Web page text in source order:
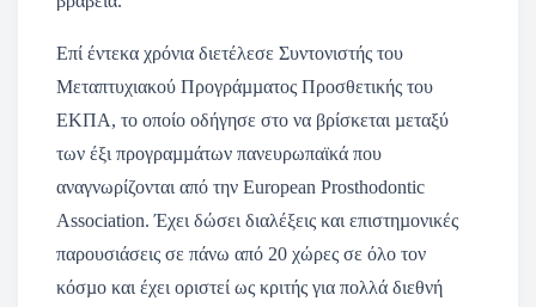
Επί έντεκα χρόνια διετέλεσε Συντονιστής του
Μεταπτυχιακού Προγράµµατος Προσθετικής του
ΕΚΠΑ, το οποίο οδήγησε στο να βρίσκεται µεταξύ
των έξι προγραµµάτων πανευρωπαϊκά που
αναγνωρίζονται από την European Prosthodontic
Association. Έχει δώσει διαλέξεις και επιστηµονικές
παρουσιάσεις σε πάνω από 20 χώρες σε όλο τον
κόσµο και έχει οριστεί ως κριτής για πολλά διεθνή